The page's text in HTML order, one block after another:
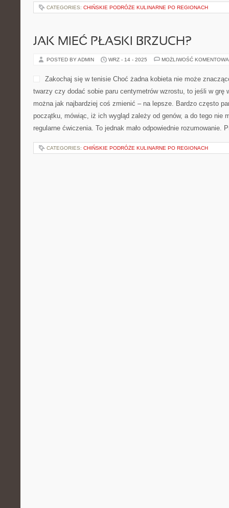
CATEGORIES: CHIŃSKIE PODRÓŻE KULINARNE PO REGIONACH
JAK MIEĆ PŁASKI BRZUCH?
POSTED BY ADMIN WRZ - 14 - 2025 MOŻLIWOŚĆ
Zakochaj się w tenisie Choć żadna kobieta nie może
twarzy czy dodać sobie paru centymetrów wzrostu, to jeśli w grę
można jak najbardziej coś zmienić – na lepsze. Bardzo często
początku, mówiąc, iż ich wygląd zależy od genów, a do tego nie
regularne ćwiczenia. To jednak mało odpowiednie
CATEGORIES: CHIŃSKIE PODRÓŻE KULINARNE PO REGIONACH